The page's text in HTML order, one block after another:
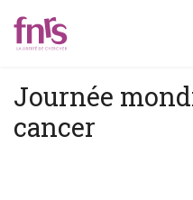
Journée
cancer